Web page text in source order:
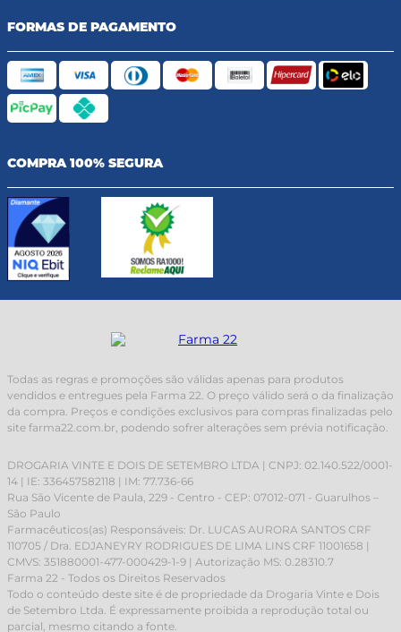
FORMAS DE PAGAMENTO
COMPRA 100% SEGURA
Todas as regras e promoções são válidas apenas para produtos
vendidos e entregues pela Farma 22. O preço válido será o da finalização
da compra. Preços e condições exclusivos para compras finalizadas pelo
site farma22.com.br, podendo sofrer alterações sem prévia notificação.
DROGARIA VINTE E DOIS DE SETEMBRO LTDA | CNPJ: 02.140.522/0001-
14 | IE: 336457582118 | IM: 77.736-66
Rua São Vicente de Paula, 229 - Centro - CEP: 07012-071 - Guarulhos –
São Paulo
Farmacêuticos(as) Responsáveis: Dr. LUCAS AURORA SANTOS CRF
110705 / Dra. EDJANEYRY RODRIGUES DE LIMA LINS CRF 11001658 |
CMVS: 351880001-477-000429-1-9 | Autorização MS: 0.28310.7
Farma 22 - Todos os Direitos Reservados
Todo o conteúdo deste site é de propriedade da Drogaria Vinte e Dois
de Setembro Ltda. É expressamente proibida a reprodução total ou
parcial, mesmo citando a fonte.